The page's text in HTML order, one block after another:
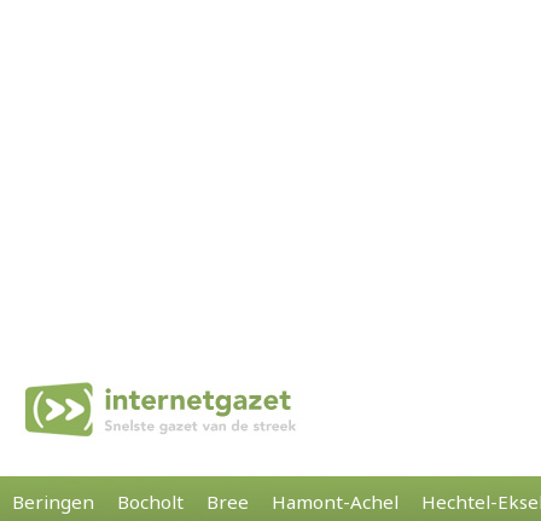
Beringen Bocholt Bree Hamont-Achel Hechtel-